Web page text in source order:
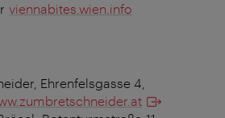
viennabites.wien.info
Ehrenfelsgasse 4,